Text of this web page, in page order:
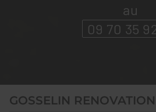
au
09 70 35
GOSSELIN RENOVATION